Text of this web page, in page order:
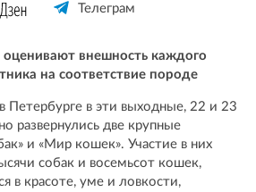
Телеграм
оценивают внешность каждого
на соответствие породе
в эти выходные, 22 и 23
развернулись две крупные
и «Мир кошек». Участие в них
собак и восемьсот кошек,
в красоте, уме и ловкости,